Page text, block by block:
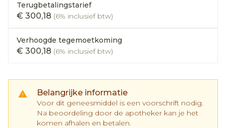
Terugbetalingstarief
€ 300,18 (6% inclusief btw)
Verhoogde tegemoetkoming
€ 300,18 (6% inclusief btw)
Belangrijke informatie
Voor dit geneesmiddel is een voorschrift nodig.
Na beoordeling door de apotheker kan je het
komen afhalen en betalen.